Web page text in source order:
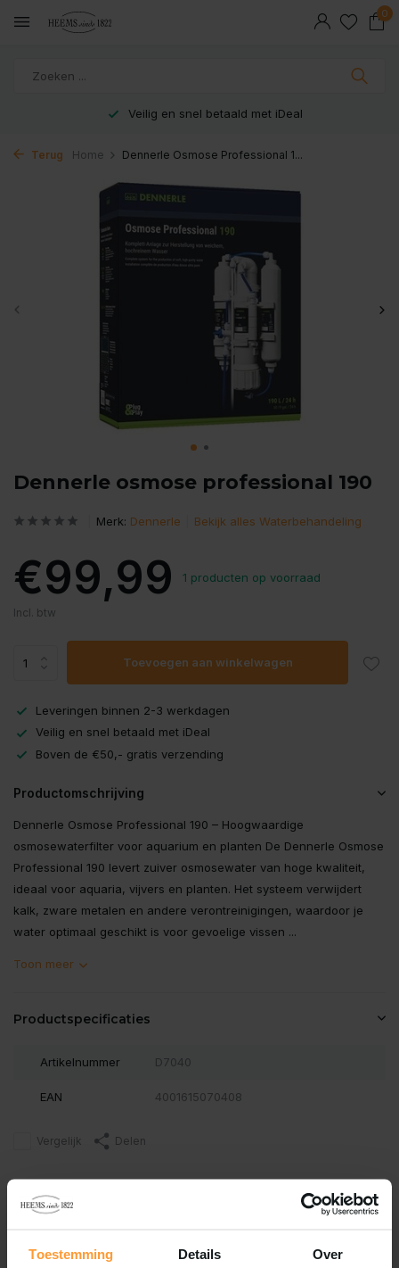
Toestemming Details Over
0
Veilig en snel betaald met iDeal
Terug Home Dennerle Osmose Professional 1...
Dennerle osmose professional 190
Merk: Dennerle Bekijk alles Waterbehandeling
€99,99 1 producten op voorraad
Incl. btw
Toevoegen aan winkelwagen
Leveringen binnen 2-3 werkdagen
Veilig en snel betaald met iDeal
Boven de €50,- gratis verzending
Productomschrijving
Dennerle Osmose Professional 190 – Hoogwaardige
osmosewaterfilter voor aquarium en planten De Dennerle Osmose
Professional 190 levert zuiver osmosewater van hoge kwaliteit,
ideaal voor aquaria, vijvers en planten. Het systeem verwijdert
kalk, zware metalen en andere verontreinigingen, waardoor je
water optimaal geschikt is voor gevoelige vissen ...
Toon meer
Productspecificaties
Artikelnummer D7040
EAN 4001615070408
Vergelijk Delen
Reviews
0/ Based on 0 reviews